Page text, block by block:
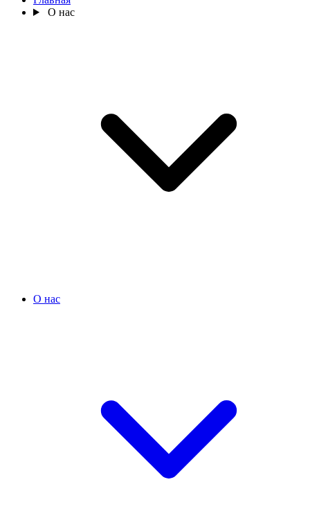
О нас
О нас